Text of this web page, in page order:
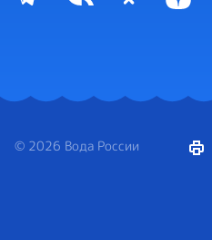
© 2026 Вода России